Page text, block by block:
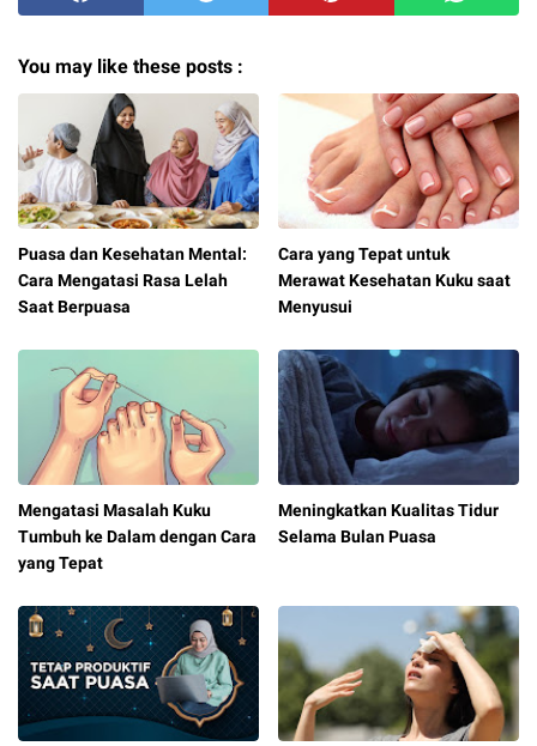
You may like these posts :
Puasa dan Kesehatan Mental:
Cara Mengatasi Rasa Lelah
Saat Berpuasa
Cara yang Tepat untuk
Merawat Kesehatan Kuku saat
Menyusui
Mengatasi Masalah Kuku
Tumbuh ke Dalam dengan Cara
yang Tepat
Meningkatkan Kualitas Tidur
Selama Bulan Puasa